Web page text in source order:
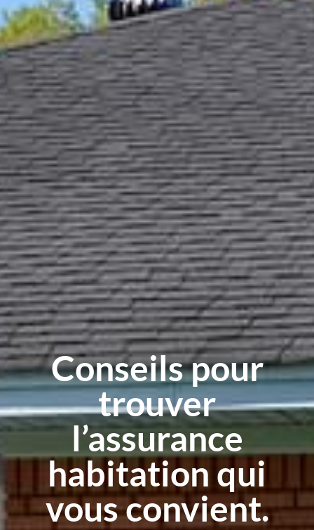
Conseils pour
trouver
l’assurance
habitation qui
vous convient.